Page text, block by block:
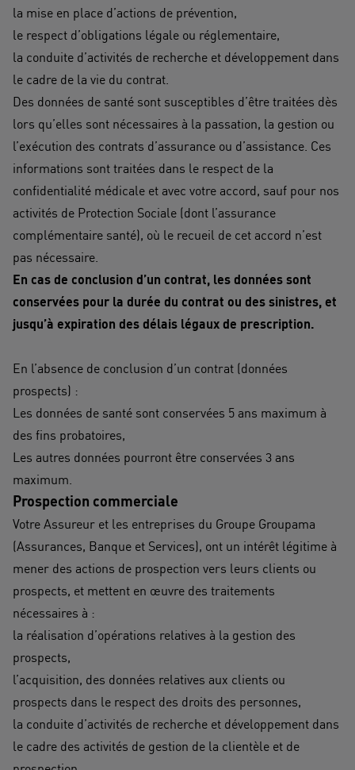
la mise en place d’actions de prévention,
le respect d’obligations légale ou réglementaire,
la conduite d’activités de recherche et développement dans
le cadre de la vie du contrat.
Des données de santé sont susceptibles d’être traitées dès
lors qu’elles sont nécessaires à la passation, la gestion ou
l’exécution des contrats d’assurance ou d’assistance. Ces
informations sont traitées dans le respect de la
confidentialité médicale et avec votre accord, sauf pour nos
activités de Protection Sociale (dont l’assurance
complémentaire santé), où le recueil de cet accord n’est
pas nécessaire.
En cas de conclusion d’un contrat, les données sont
conservées pour la durée du contrat ou des sinistres, et
jusqu’à expiration des délais légaux de prescription.
En l’absence de conclusion d’un contrat (données
prospects) :
​Les données de santé sont conservées 5 ans maximum à
des fins probatoires,
Les autres données pourront être conservées 3 ans
maximum.
​Prospection comme​rciale
Votre Assureur et les entreprises du Groupe Groupama
(Assurances, Banque et Services), ont un intérêt légitime à
mener des actions de prospection vers leurs clients ou
prospects, et mettent en œuvre des traitements
nécessaires à :
​la réalisation d’opérations relatives à la gestion des
prospects,
l’acquisition, des données relatives aux clients ou
prospects dans le respect des droits des personnes,
la conduite d’activités de recherche et développement dans
le cadre des activités de gestion de la clientèle et de